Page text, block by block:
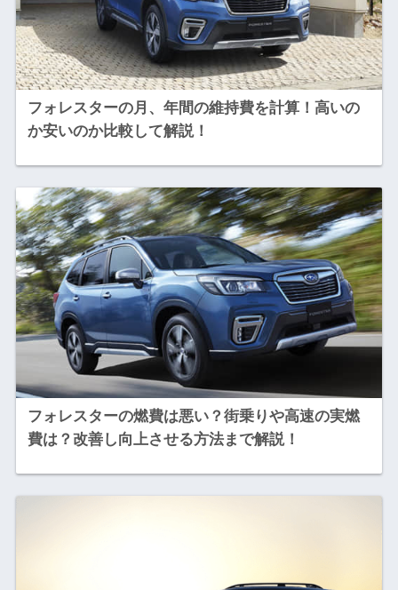
フォレスターの月、年間の維持費を計算！高いの
か安いのか比較して解説！
フォレスターの燃費は悪い？街乗りや高速の実燃
費は？改善し向上させる方法まで解説！